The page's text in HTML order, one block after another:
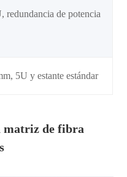
redundancia de potencia
5U y estante estándar
matriz de fibra